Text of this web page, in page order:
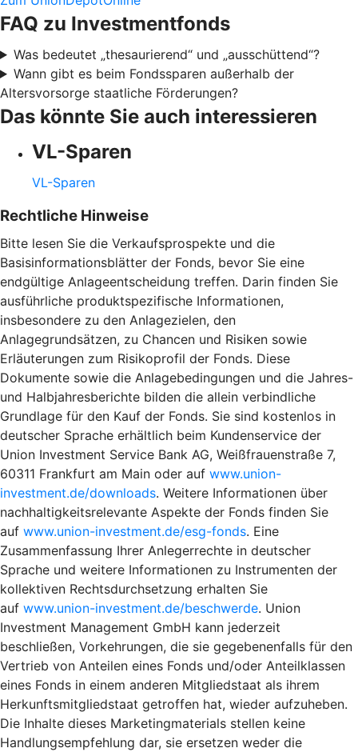
FAQ zu Investmentfonds
Was bedeutet „thesaurierend“ und „ausschüttend“?
Wann gibt es beim Fondssparen außerhalb der
Altersvorsorge staatliche Förderungen?
Das könnte Sie auch interessieren
VL-Sparen
VL-Sparen
Rechtliche Hinweise
Bitte lesen Sie die Verkaufsprospekte und die
Basisinformationsblätter der Fonds, bevor Sie eine
endgültige Anlageentscheidung treffen. Darin finden Sie
ausführliche produktspezifische Informationen,
insbesondere zu den Anlagezielen, den
Anlagegrundsätzen, zu Chancen und Risiken sowie
Erläuterungen zum Risikoprofil der Fonds. Diese
Dokumente sowie die Anlagebedingungen und die Jahres-
und Halbjahresberichte bilden die allein verbindliche
Grundlage für den Kauf der Fonds. Sie sind kostenlos in
deutscher Sprache erhältlich beim Kundenservice der
Union Investment Service Bank AG, Weißfrauenstraße 7,
60311 Frankfurt am Main oder auf www.union-
investment.de/downloads. Weitere Informationen über
nachhaltigkeitsrelevante Aspekte der Fonds finden Sie
auf www.union-investment.de/esg-fonds. Eine
Zusammenfassung Ihrer Anlegerrechte in deutscher
Sprache und weitere Informationen zu Instrumenten der
kollektiven Rechtsdurchsetzung erhalten Sie
auf www.union-investment.de/beschwerde. Union
Investment Management GmbH kann jederzeit
beschließen, Vorkehrungen, die sie gegebenenfalls für den
Vertrieb von Anteilen eines Fonds und/oder Anteilklassen
eines Fonds in einem anderen Mitgliedstaat als ihrem
Herkunftsmitgliedstaat getroffen hat, wieder aufzuheben.
Die Inhalte dieses Marketingmaterials stellen keine
Handlungsempfehlung dar, sie ersetzen weder die